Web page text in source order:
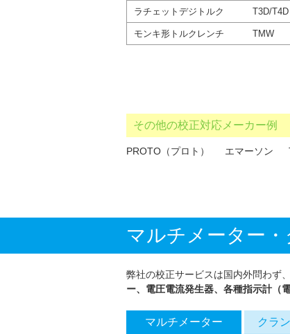
ラチェットデジトルク T3D/T4D
モンキ形トルクレンチ TMW
その他の校正対応メーカー例
PROTO（プロト） エマーソン
マルチメーター
弊社の校正サービスは国内外問わず
ー、電圧電流発生器、各種指示計（
マルチメーター クラ